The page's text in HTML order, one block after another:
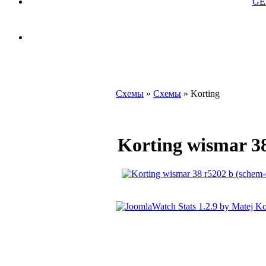
Схемы » Схемы » Korting
Korting wismar